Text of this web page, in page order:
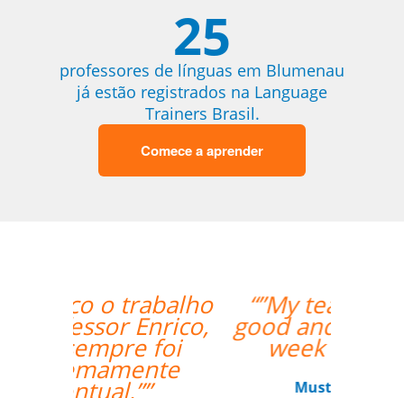
25
professores de línguas em Blumenau
já estão registrados na Language
Trainers Brasil.
Comece a aprender
“”My teacher is very
good and I had a great
week with her!””
Mustafa Hussain